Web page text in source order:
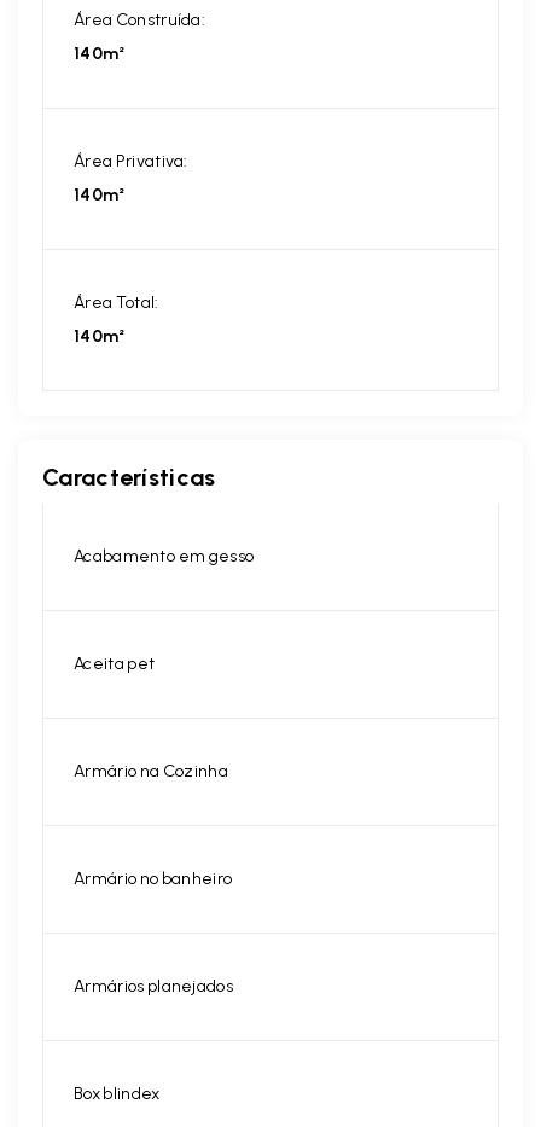
Área Construída:
140m²
Área Privativa:
140m²
Área Total:
140m²
Características
Acabamento em gesso
Aceita pet
Armário na Cozinha
Armário no banheiro
Armários planejados
Box blindex